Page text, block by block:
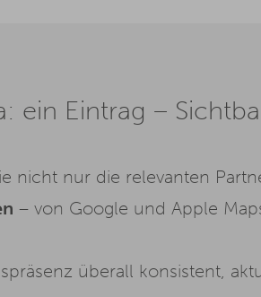
ein Eintrag –
nicht nur die relevanten
– von Google und Apple
überall konsistent,